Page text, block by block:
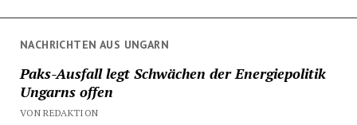
NACHRICHTEN AUS UNGARN
Paks-Ausfall legt Schwächen der Energiepolitik
Ungarns offen
VON REDAKTION